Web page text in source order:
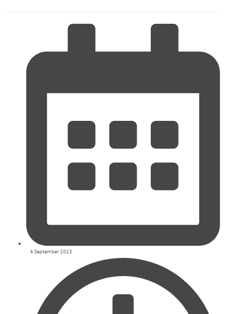
6 September 2023